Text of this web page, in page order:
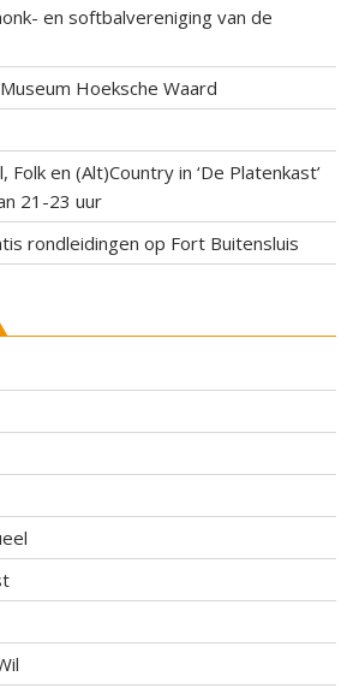
en softbalvereniging van de
Hoeksche Waard
Folk en (Alt)Country in ‘De Platenkast’
21-23 uur
rondleidingen op Fort Buitensluis